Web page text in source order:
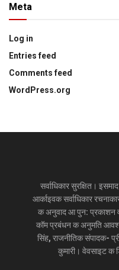
Meta
Log in
Entries feed
Comments feed
WordPress.org
सर्वाधिकार सुरक्षित।
आर्काइवक सर्वाधिकार
क अनुवाद आ पुन: प्रकाशन
कॉम प्रबंधन क अनुमति
सिंह, राजनीतिक संपादक-
कुमारी। वेवसाइट क